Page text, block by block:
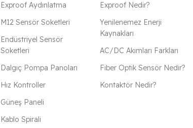
Exproof Aydınlatma
M12 Sensör Soketleri
Endüstriyel Sensör
Soketleri
Dalgıç Pompa Panoları
Hız Kontroller
Güneş Paneli
Kablo Spirali
Exproof Nedir?
Yenilenemez Enerji
Kaynakları
AC/DC Akımları Farkları
Fiber Optik Sensör Nedir?
Kontaktör Nedir?